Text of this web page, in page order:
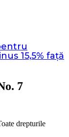
15,5% față
7
drepturile